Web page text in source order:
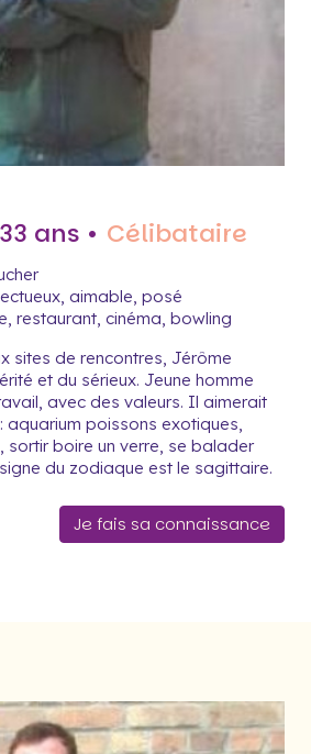
ans • Célibataire
aimable, posé
restaurant, cinéma, bowling
sites de rencontres, Jérôme
et du sérieux. Jeune homme
avec des valeurs. Il aimerait
aquarium poissons exotiques,
sortir boire un verre, se balader
du zodiaque est le sagittaire.
Je fais sa connaissance